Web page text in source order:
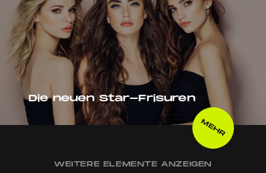
Die neuen Star-Frisuren
MEHR
WEITERE ELEMENTE ANZEIGEN